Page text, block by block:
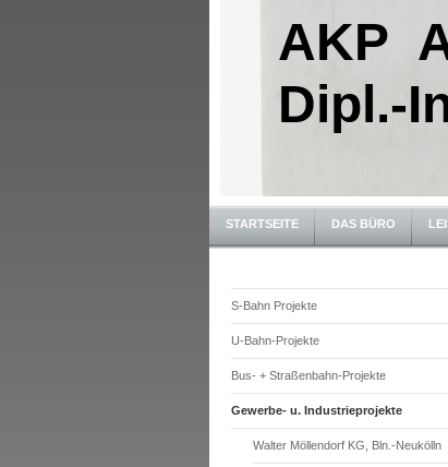
AKP
Dipl.-
STARTSEITE DAS BÜRO
S-Bahn Projekte
U-Bahn-Projekte
Bus- + Straßenbahn-Projekte
Gewerbe- u. Industrieprojekte
Walter Möllendorf KG, Bln.-Neukölln